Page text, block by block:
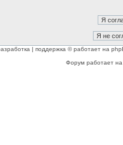
| поддержка © работает на
Форум работает